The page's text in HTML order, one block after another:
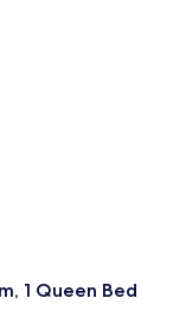
1 Queen Bed